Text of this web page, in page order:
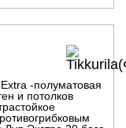
-полуматовая
и потолков